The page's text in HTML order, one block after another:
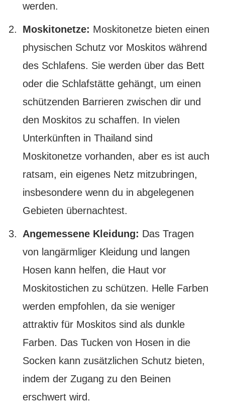
werden.
Moskitonetze: Moskitonetze bieten einen
physischen Schutz vor Moskitos während
des Schlafens. Sie werden über das Bett
oder die Schlafstätte gehängt, um einen
schützenden Barrieren zwischen dir und
den Moskitos zu schaffen. In vielen
Unterkünften in Thailand sind
Moskitonetze vorhanden, aber es ist auch
ratsam, ein eigenes Netz mitzubringen,
insbesondere wenn du in abgelegenen
Gebieten übernachtest.
Angemessene Kleidung: Das Tragen
von langärmliger Kleidung und langen
Hosen kann helfen, die Haut vor
Moskitostichen zu schützen. Helle Farben
werden empfohlen, da sie weniger
attraktiv für Moskitos sind als dunkle
Farben. Das Tucken von Hosen in die
Socken kann zusätzlichen Schutz bieten,
indem der Zugang zu den Beinen
erschwert wird.